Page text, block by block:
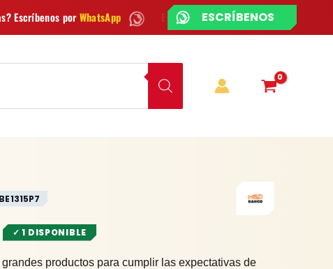
EnvíoGRATISen Bogotá Envío gratis a todo Colombia
¿CHATEAMOS?
BE1315P7
✓ 1 DISPONIBLE
productos para cumplir las expectativas de